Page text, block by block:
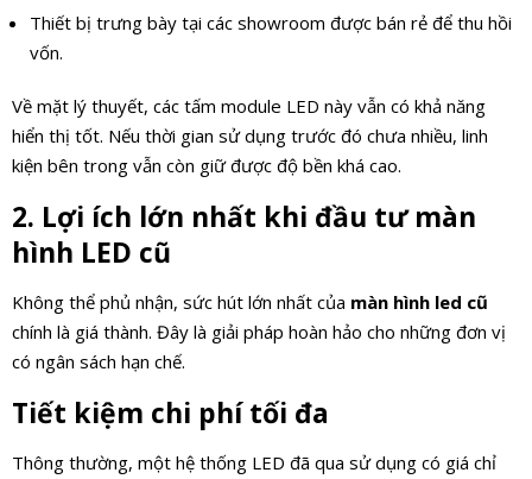
Thiết bị trưng bày tại các showroom được bán rẻ để thu hồi
vốn.
Về mặt lý thuyết, các tấm module LED này vẫn có khả năng
hiển thị tốt. Nếu thời gian sử dụng trước đó chưa nhiều, linh
kiện bên trong vẫn còn giữ được độ bền khá cao.
2. Lợi ích lớn nhất khi đầu tư màn
hình LED cũ
Không thể phủ nhận, sức hút lớn nhất của màn hình led cũ
chính là giá thành. Đây là giải pháp hoàn hảo cho những đơn vị
có ngân sách hạn chế.
Tiết kiệm chi phí tối đa
Thông thường, một hệ thống LED đã qua sử dụng có giá chỉ